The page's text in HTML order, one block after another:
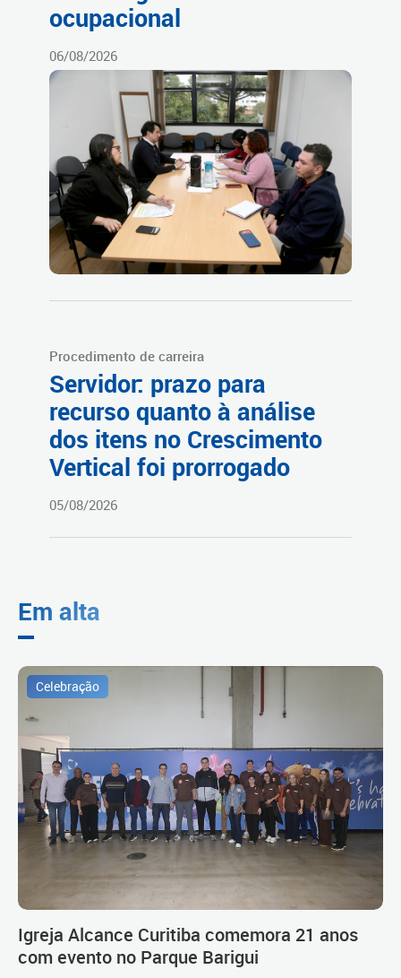
ocupacional
06/08/2026
Procedimento de carreira
Servidor: prazo para
recurso quanto à análise
dos itens no Crescimento
Vertical foi prorrogado
05/08/2026
Em alta
Celebração
Igreja Alcance Curitiba comemora 21 anos
com evento no Parque Barigui